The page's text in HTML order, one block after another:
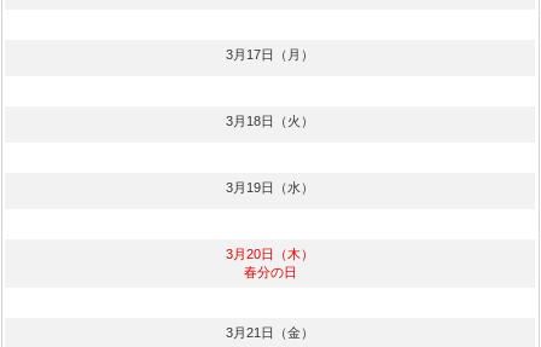
3月17日（月）
3月18日（火）
3月19日（水）
3月20日（木）
春分の日
3月21日（金）